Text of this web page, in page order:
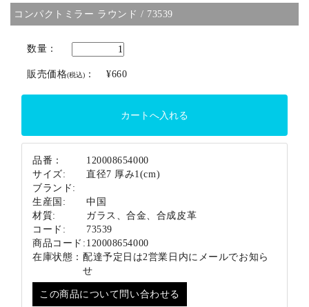
コンパクトミラー ラウンド / 73539
数量：
販売価格(税込) ： ¥660
品番：
120008654000
サイズ:
直径7 厚み1(cm)
ブランド:
生産国:
中国
材質:
ガラス、合金、合成皮革
コード:
73539
商品コード: 120008654000
在庫状態： 配達予定日は2営業日内にメールでお知ら
せ
この商品について問い合わせる